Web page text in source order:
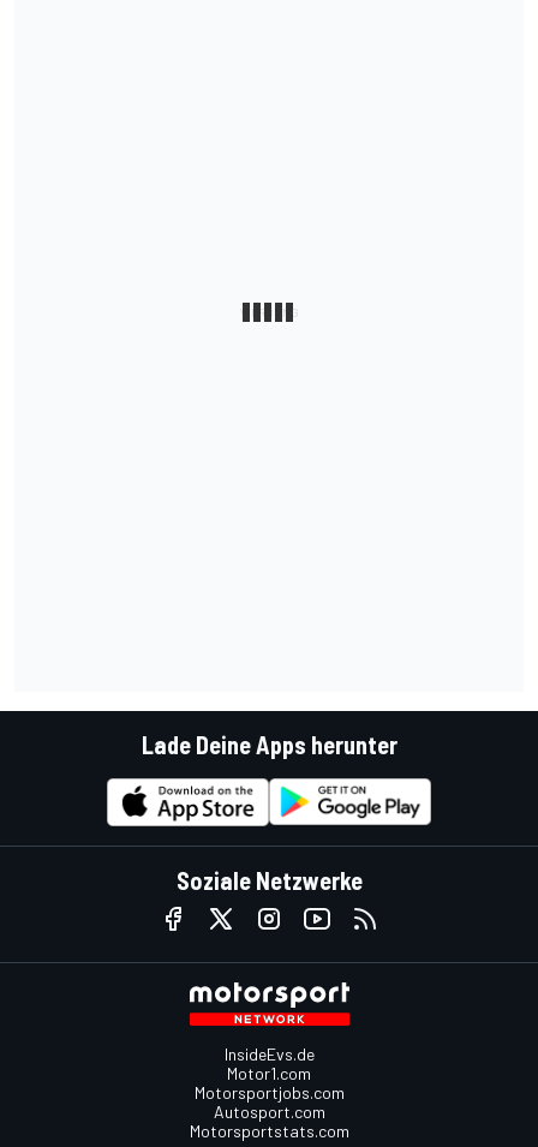
Lade Deine Apps herunter
Soziale Netzwerke
InsideEvs.de
Motor1.com
Motorsportjobs.com
Autosport.com
Motorsportstats.com